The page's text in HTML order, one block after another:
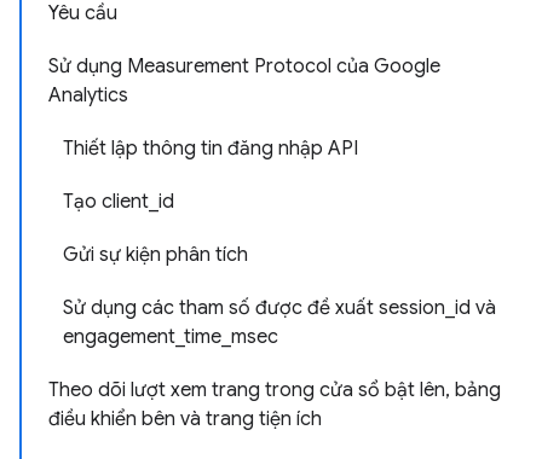
Yêu cầu
Sử dụng Measurement Protocol của Google
Analytics
Thiết lập thông tin đăng nhập API
Tạo client_id
Gửi sự kiện phân tích
Sử dụng các tham số được đề xuất session_id và
engagement_time_msec
Theo dõi lượt xem trang trong cửa sổ bật lên, bảng
điều khiển bên và trang tiện ích